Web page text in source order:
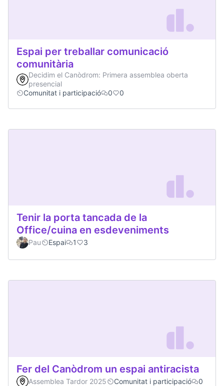
Espai per treballar comunicació
comunitària
Decidim el Canòdrom: Primera assemblea oberta
presencial
Comunitat i participació
0 0
Tenir la porta tancada de la
Office/cuina en esdeveniments
Pau Espai 1 3
Fer del Canòdrom un espai antiracista
Assemblea Tardor 2025 Comunitat i participació
0